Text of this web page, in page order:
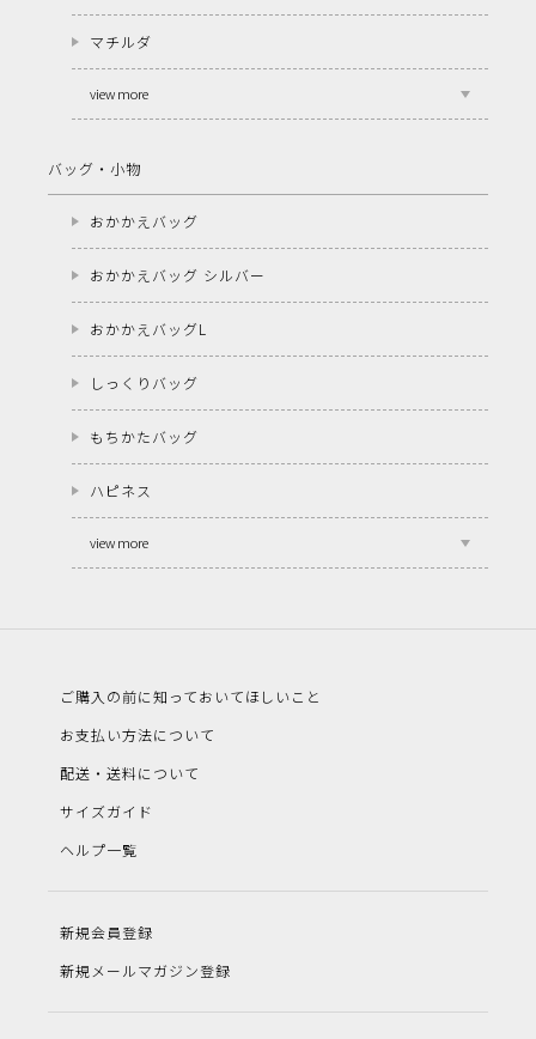
マチルダ
view more
バッグ・小物
おかかえバッグ
おかかえバッグ シルバー
おかかえバッグL
しっくりバッグ
もちかたバッグ
ハピネス
view more
ご購入の前に知っておいてほしいこと
お支払い方法について
配送・送料について
サイズガイド
ヘルプ一覧
新規会員登録
新規メールマガジン登録